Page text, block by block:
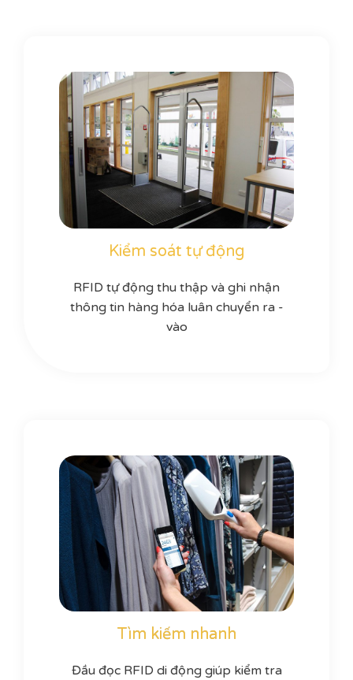
Kiểm soát tự động
RFID tự động thu thập và ghi nhận
thông tin hàng hóa luân chuyển ra -
vào
Tìm kiếm nhanh
Đầu đọc RFID di động giúp kiểm tra